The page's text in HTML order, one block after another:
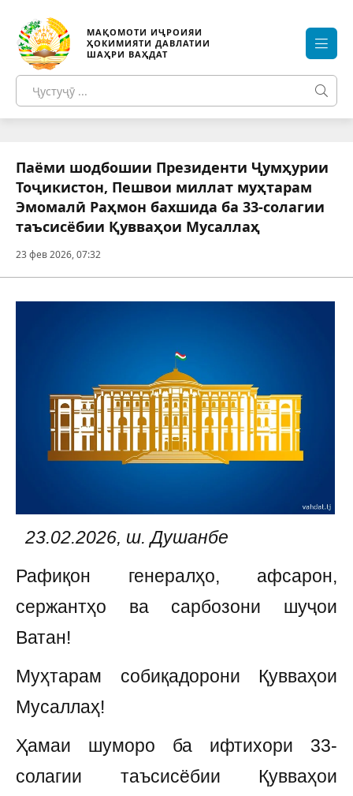
МАҚОМОТИ ИҶРОИЯИ
ҲОКИМИЯТИ ДАВЛАТИИ
ШАҲРИ ВАҲДАТ
Паёми шодбошии Президенти Ҷумҳурии
Тоҷикистон, Пешвои миллат муҳтарам
Эмомалӣ Раҳмон бахшида ба 33-солагии
таъсисёбии Қувваҳои Мусаллаҳ
23 фев 2026, 07:32
23.02.2026, ш. Душанбе
Рафиқон генералҳо, афсарон,
сержантҳо ва сарбозони шуҷои
Ватан!
Муҳтарам собиқадорони Қувваҳои
Мусаллаҳ!
Ҳамаи шуморо ба ифтихори 33-
солагии таъсисёбии Қувваҳои